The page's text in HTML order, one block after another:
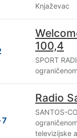
Knjaževac
100,4
SPORT
Radio
SANTOS-
televizijske